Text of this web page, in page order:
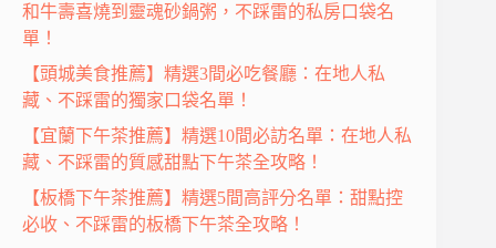
和牛壽喜燒到靈魂砂鍋粥，不踩雷的私房口袋名
單！
【頭城美食推薦】精選3間必吃餐廳：在地人私
藏、不踩雷的獨家口袋名單！
【宜蘭下午茶推薦】精選10間必訪名單：在地人私
藏、不踩雷的質感甜點下午茶全攻略！
【板橋下午茶推薦】精選5間高評分名單：甜點控
必收、不踩雷的板橋下午茶全攻略！